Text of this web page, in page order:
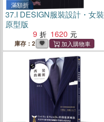
滿額折
37.I DESIGN服裝設計・女裝
原型版
9
1620
庫存：2